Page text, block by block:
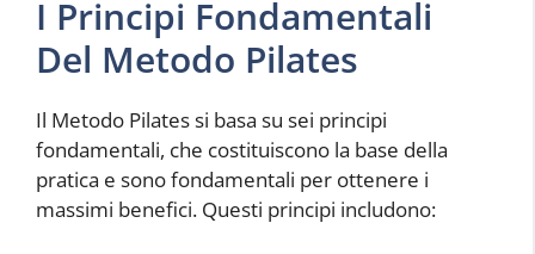
I Principi Fondamentali
Del Metodo Pilates
Il Metodo Pilates si basa su sei principi
fondamentali, che costituiscono la base della
pratica e sono fondamentali per ottenere i
massimi benefici. Questi principi includono: